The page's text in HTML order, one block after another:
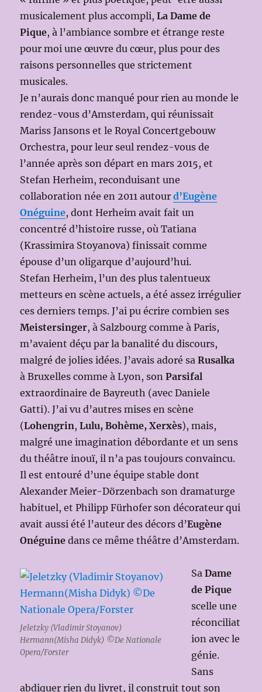
musicalement plus accompli,La Dame de
Pique, à l’ambiance sombre et étrange reste
pour moi une œuvre du cœur, plus pour des
raisons personnelles que strictement
musicales.
Je n’aurais donc manqué pour rien au monde le
rendez-vous d’Amsterdam, qui réunissait
Mariss Jansons et le Royal Concertgebouw
Orchestra, pour leur seul rendez-vous de
l’année après son départ en mars 2015, et
Stefan Herheim, reconduisant une
collaboration née en 2011 autourd’Eugène
Onéguine, dont Herheim avait fait un
concentré d’histoire russe, où Tatiana
(Krassimira Stoyanova) finissait comme
épouse d’un oligarque d’aujourd’hui.
Stefan Herheim, l’un des plus talentueux
metteurs en scène actuels, a été assez irrégulier
ces derniers temps. J’ai pu écrire combien ses
Meistersinger, à Salzbourg comme à Paris,
m’avaient déçu par la banalité du discours,
malgré de jolies idées. J’avais adoré saRusalka
à Bruxelles comme à Lyon, son Parsifal
extraordinaire de Bayreuth (avec Daniele
Gatti). J’ai vu d’autres mises en scène
(Lohengrin,Lulu, Bohème, Xerxès), mais,
malgré une imagination débordante et un sens
du théâtre inouï, il n’a pas toujours convaincu.
Il est entouré d’une équipe stable dont
Alexander Meier-Dörzenbach son dramaturge
habituel, et Philipp Fürhofer son décorateur qui
avait aussi été l’auteur des décors d’Eugène
Onéguinedans ce même théâtre d’Amsterdam.
Jeletzky (Vladimir Stoyanov)
Hermann(Misha Didyk) ©De Nationale
Opera/Forster
SaDame
de Pique
scelle une
réconciliat
ion avec le
génie.
Sans
abdiquer rien du livret, il construit tout son